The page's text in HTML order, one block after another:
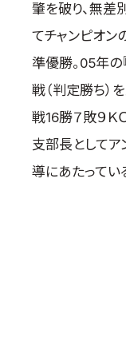
肇を破り、無差
てチャンピオン
準優勝。05年の
戦（判定勝ち）
戦16勝７敗９Ｋ
支部長としてア
導にあたってい